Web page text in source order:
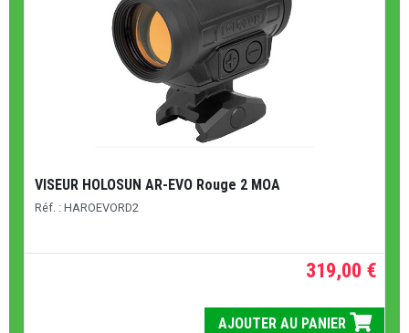
VISEUR HOLOSUN AR-EVO Rouge 2 MOA
Réf. : HAROEVORD2
319,00 €
AJOUTER AU PANIER